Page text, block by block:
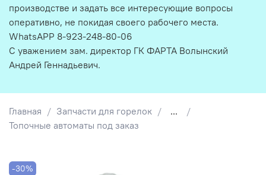
Главная Запчасти для горелок
...
Топочные автоматы под заказ
-30%
производстве и задать все интересующие вопросы
оперативно, не покидая своего рабочего места.
WhatsAPP 8-923-248-80-06
С уважением зам. директор ГК ФАРТА Волынский
Андрей Геннадьевич.